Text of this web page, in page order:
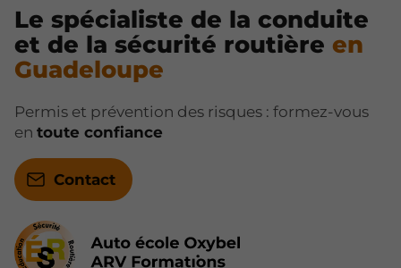
Le spécialiste de la conduite
et de la sécurité routière en
Guadeloupe
Permis et prévention des risques : formez-vous
en toute confiance
Contact